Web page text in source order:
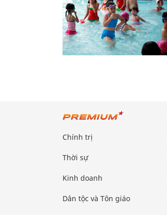
Chính trị
Thời sự
Kinh doanh
Dân tộc và Tôn giáo